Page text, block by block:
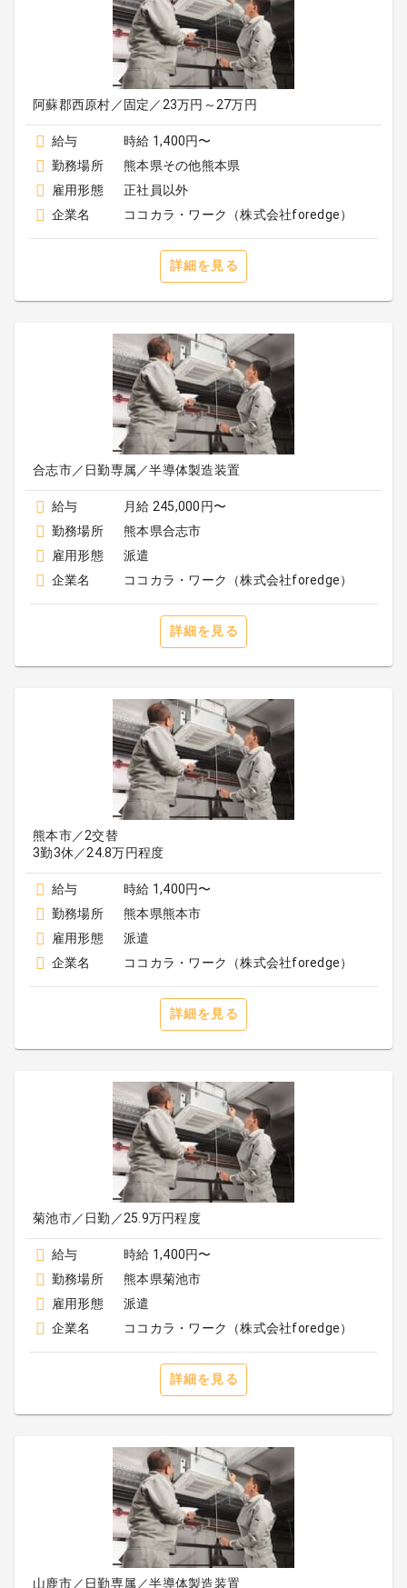
阿蘇郡西原村／固定／23万円～27万円
給与
時給 1,400円〜
勤務場所
熊本県その他熊本県
雇用形態
正社員以外
企業名
ココカラ・ワーク（株式会社foredge）
詳細を見る
合志市／日勤専属／半導体製造装置
給与
月給 245,000円〜
勤務場所
熊本県合志市
雇用形態
派遣
企業名
ココカラ・ワーク（株式会社foredge）
詳細を見る
熊本市／2交替
3勤3休／24.8万円程度
給与
時給 1,400円〜
勤務場所
熊本県熊本市
雇用形態
派遣
企業名
ココカラ・ワーク（株式会社foredge）
詳細を見る
菊池市／日勤／25.9万円程度
給与
時給 1,400円〜
勤務場所
熊本県菊池市
雇用形態
派遣
企業名
ココカラ・ワーク（株式会社foredge）
詳細を見る